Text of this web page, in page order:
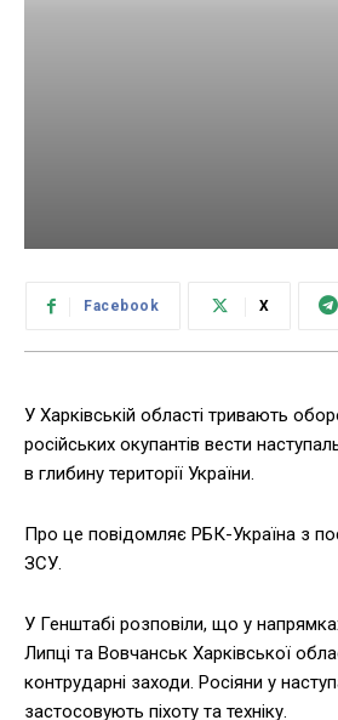
Facebook X
У Харківській області тривають
російських окупантів вести
в глибину території України.
Про це повідомляє РБК-Україна з
ЗСУ.
У Генштабі розповіли, що у
Липці та Вовчанськ Харківської
контрударні заходи. Росіяни у
застосовують піхоту та техніку.